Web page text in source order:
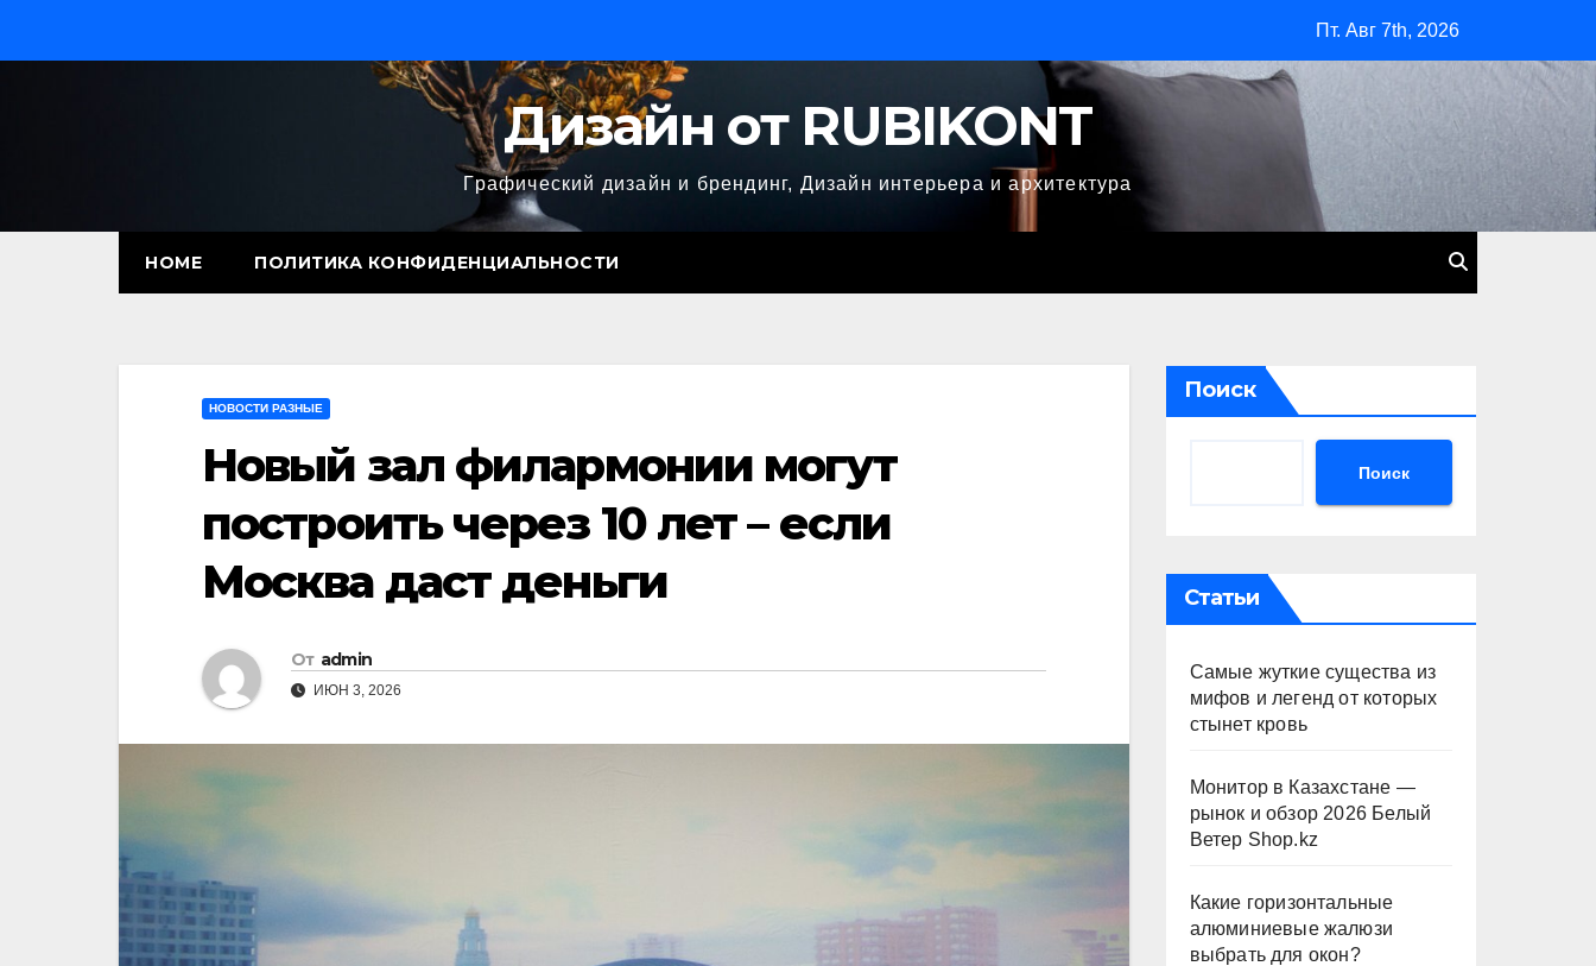
Пт. Авг 7th, 2026
Дизайн от RUBIKONT
Графический дизайн и брендинг, Дизайн интерьера и архитектура
HOME ПОЛИТИКА КОНФИДЕНЦИАЛЬНОСТИ
НОВОСТИ РАЗНЫЕ
Новый зал филармонии могут
построить через 10 лет – если
Москва даст деньги
От admin
ИЮН 3, 2026
Поиск
Поиск
Статьи
Самые жуткие существа из
мифов и легенд от которых
стынет кровь
Монитор в Казахстане —
рынок и обзор 2026 Белый
Ветер Shop.kz
Какие горизонтальные
алюминиевые жалюзи
выбрать для окон?